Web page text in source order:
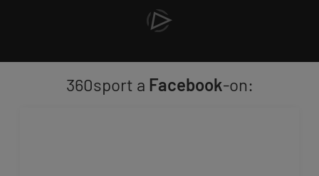
360sport a Facebook-on: